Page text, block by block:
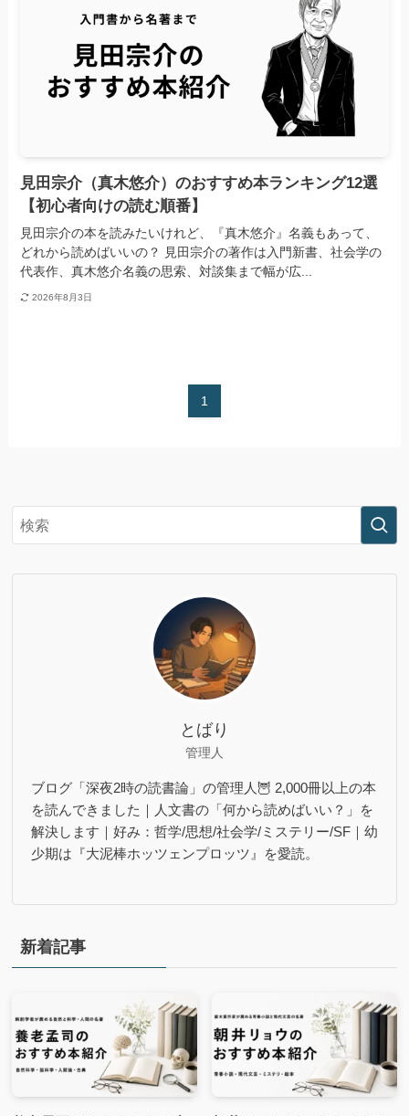
見田宗介（真木悠介）のおすすめ本ランキング12選
【初心者向けの読む順番】
見田宗介の本を読みたいけれど、『真木悠介』名義もあって、
どれから読めばいいの？ 見田宗介の著作は入門新書、社会学の
代表作、真木悠介名義の思索、対談集まで幅が広...
2026年8月3日
1
とばり
管理人
ブログ「深夜2時の読書論」の管理人🦉 2,000冊以上の本
を読んできました｜人文書の「何から読めばいい？」を
解決します｜好み：哲学/思想/社会学/ミステリー/SF｜幼
少期は『大泥棒ホッツェンプロッツ』を愛読。
新着記事